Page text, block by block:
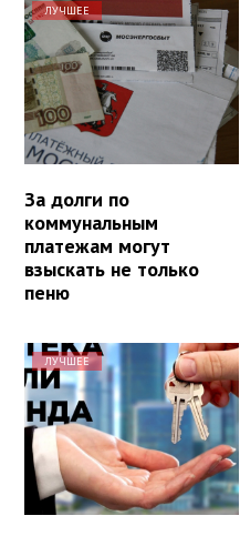
ЛУЧШЕЕ
За долги по
коммунальным
платежам могут
взыскать не только
пеню
ЛУЧШЕЕ